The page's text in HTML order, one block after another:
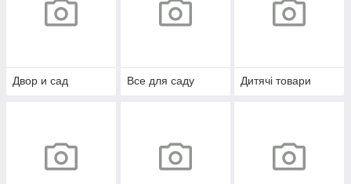
Двор и сад Все для саду Дитячі товари